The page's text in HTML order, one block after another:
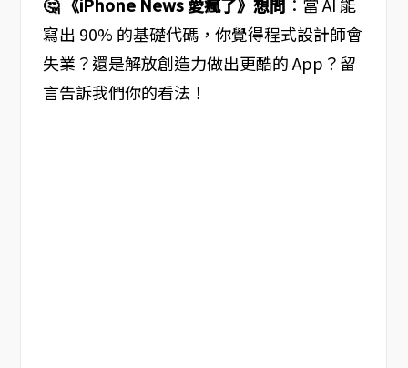
🤔 《iPhone News 愛瘋了》想問 ：當 AI 能
寫出 90% 的基礎代碼，你覺得程式設計師會
失業？還是解放創造力做出更酷的 App？留
言告訴我們你的看法！